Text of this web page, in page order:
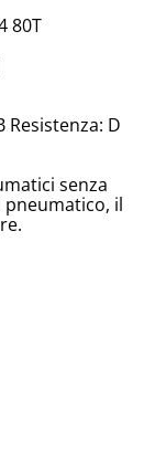
80T
Resistenza: D
senza
pneumatico, il